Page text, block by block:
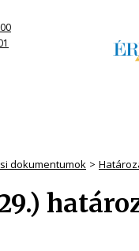
dokumentumok